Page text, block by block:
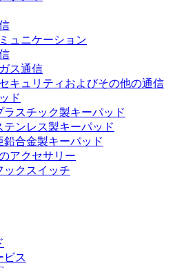
ュニケーション
ス通信
キュリティおよびその他の通信
ド
ラスチック製キーパッド
テンレス製キーパッド
鉛合金製キーパッド
アクセサリー
ックスイッチ
ビス